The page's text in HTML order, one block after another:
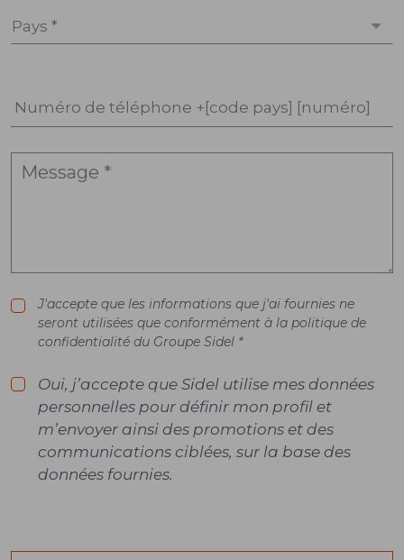
Pays *
Numéro de téléphone +[code pays] [numéro]
J'accepte que les informations que j'ai fournies ne
seront utilisées que conformément à la politique de
confidentialité du Groupe Sidel *
Oui, j’accepte que Sidel utilise mes données
personnelles pour définir mon profil et
m’envoyer ainsi des promotions et des
communications ciblées, sur la base des
données fournies.